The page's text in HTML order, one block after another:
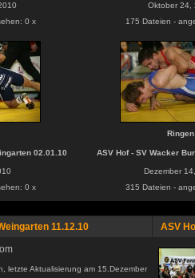
0 x
Oktober 24,
175 Dateien -
02.01.10
0 x
Ringen
ASV Hof - SV Wacker
Dezember
315 Dateien -
11.12.10
letzte Aktualisierung am 15.Dezember
ASV